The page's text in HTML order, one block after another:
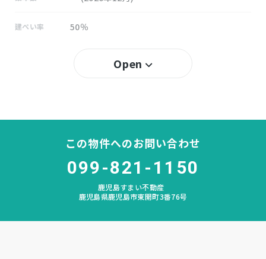
建ぺい率 50％
原良
城西
Open
この物件へのお問い合わせ
099-821-1150
鹿児島すまい不動産
鹿児島県鹿児島市東開町3番76号